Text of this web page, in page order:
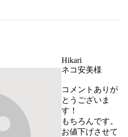
Hikari
ネコ安美様
コメントありが
とうございま
す！
もちろんです。
お値下げさせて